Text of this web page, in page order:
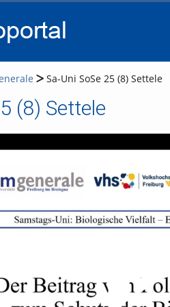
Sa-Uni SoSe 25 (8) Settele
(8) Settele